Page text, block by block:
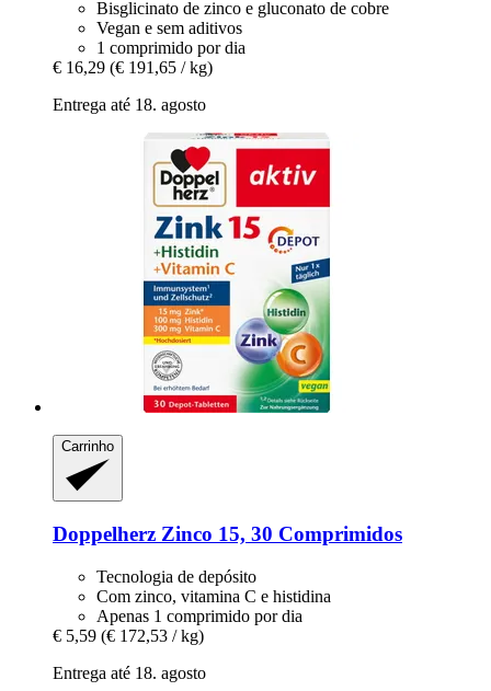
Bisglicinato de zinco e gluconato de cobre
Vegan e sem aditivos
1 comprimido por dia
€ 16,29 (€ 191,65 / kg)
Entrega até 18. agosto
Carrinho
Doppelherz Zinco 15, 30 Comprimidos
Tecnologia de depósito
Com zinco, vitamina C e histidina
Apenas 1 comprimido por dia
€ 5,59 (€ 172,53 / kg)
Entrega até 18. agosto